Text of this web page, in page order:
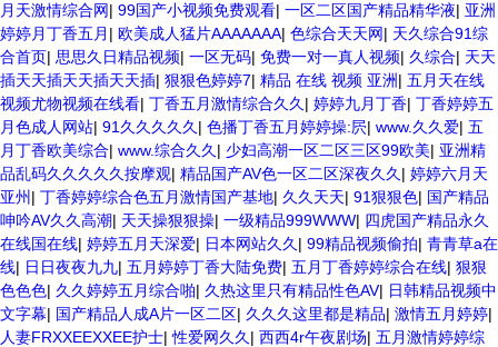
月天激情综合网| 99国产小视频免费观看| 一区二区国产精品精华液| 亚洲
婷婷月丁香五月 | 欧美成人猛片AAAAAAA| 色综合天天网| 天久综合91综
合首页| 思思久日精品视频| 一区无码| 免费一对一真人视频| 久综合| 天天
插天天插天天插天天插| 狠狠色婷婷7| 精品 在线 视频 亚洲| 五月天在线
视频尤物视频在线看| 丁香五月激情综合久久 | 婷婷九月丁香| 丁香婷婷五
月色成人网站| 91久久久久久 | 色播丁香五月婷婷操:屄| www.久久爱| 五
月丁香欧美综合| www.综合久久 | 少妇高潮一区二区三区99欧美| 亚洲精
品乱码久久久久久按摩观| 精品国产AV色一区二区深夜久久 | 婷婷六月天
亚州 | 丁香婷婷综合色五月激情国产基地| 久久天天| 91狠狠色| 国产精品
呻吟AV久久高潮| 天天操狠狠操| 一级精品999WWW| 四虎国产精品永久
在线国在线| 婷婷五月天深爱| 日本网站久久 | 99精品视频偷拍| 青青草a在
线| 日日夜夜九九| 五月婷婷丁香大陆免费| 五月丁香婷婷综合在线| 狠狠
色色色| 久久婷婷五月综合啪| 久热这里只有精品性色AV| 日韩精品视频中
文字幕| 国产精品人成A片一区二区| 久久久这里都是精品| 激情五月婷婷|
人妻FRXXEEXXEE护士|性爱网久久 | 西西4r午夜剧场| 五月激情婷婷综